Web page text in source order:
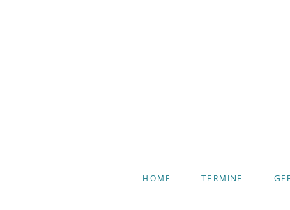
ÜBERSPRINGEN
HOME TERMINE